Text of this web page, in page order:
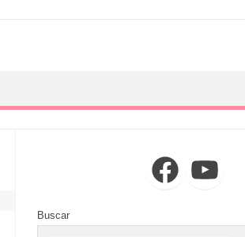
FacebookYouTube
Buscar